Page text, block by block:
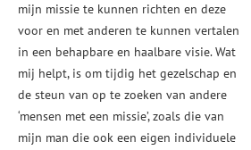
mijn missie te kunnen richten en deze
voor en met anderen te kunnen vertalen
in een behapbare en haalbare visie. Wat
mij helpt, is om tijdig het gezelschap en
de steun van op te zoeken van andere
‘mensen met een missie’, zoals die van
mijn man die ook een eigen individuele